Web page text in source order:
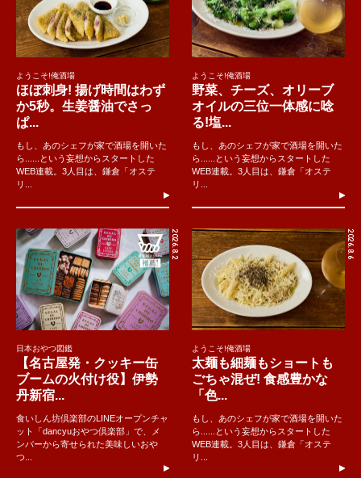
ようこそ!俺酒場
ほぼ刺身! 揚げ時間はわず
か5秒。生姜醤油でさっ
ぱ...
もし、あのシェフが家で酒場を開いた
ら......という妄想からスタートした
WEB連載。3人目は、鎌倉「オステ
リ...
ようこそ!俺酒場
野菜、チーズ、オリーブ
オイルの三位一体感に唸
る!塩...
もし、あのシェフが家で酒場を開いた
ら......という妄想からスタートした
WEB連載。3人目は、鎌倉「オステ
リ...
2026.8.2
日本おやつ図鑑
【名古屋発・クッキー缶
ブームの火付け役】伊勢
丹新宿...
食いしん坊倶楽部のLINEオープンチャ
ット「dancyuおやつ倶楽部」で、メ
ンバーから寄せられた美味しいおや
つ...
2026.8.6
ようこそ!俺酒場
太麺も細麺もショートも
ごちゃ混ぜ! 食感豊かな
「色...
もし、あのシェフが家で酒場を開いた
ら......という妄想からスタートした
WEB連載。3人目は、鎌倉「オステ
リ...